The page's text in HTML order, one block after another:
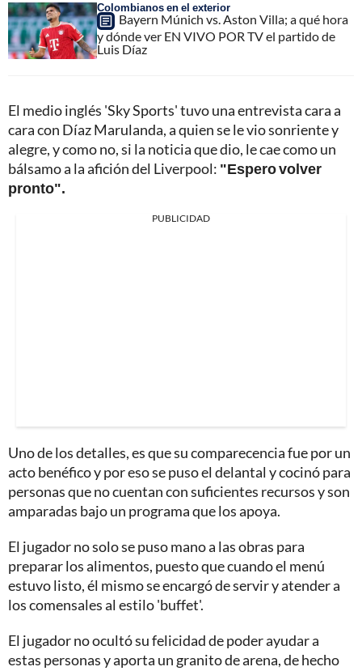
Colombianos en el exterior
Bayern Múnich vs. Aston Villa; a qué hora
y dónde ver EN VIVO POR TV el partido de
Luis Díaz
El medio inglés 'Sky Sports' tuvo una entrevista cara a
cara con Díaz Marulanda, a quien se le vio sonriente y
alegre, y como no, si la noticia que dio, le cae como un
bálsamo a la afición del Liverpool: "Espero volver
pronto".
PUBLICIDAD
Uno de los detalles, es que su comparecencia fue por un
acto benéfico y por eso se puso el delantal y cocinó para
personas que no cuentan con suficientes recursos y son
amparadas bajo un programa que los apoya.
El jugador no solo se puso mano a las obras para
preparar los alimentos, puesto que cuando el menú
estuvo listo, él mismo se encargó de servir y atender a
los comensales al estilo 'buffet'.
El jugador no ocultó su felicidad de poder ayudar a
estas personas y aporta un granito de arena, de hecho